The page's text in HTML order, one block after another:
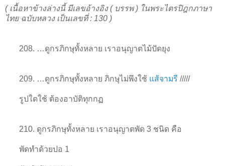
( เนื้อหาข้างล่างนี้ มีเลขอ้างอิง ( บรรพ ) ในพระไตรปิฎกภาษา
ไทย ฉบับหลวง เป็นเลขที่ : 130 )
208. …ดูกรภิกษุทั้งหลาย เราอนุญาตไม้ปัดยุง
209. …ดูกรภิกษุทั้งหลาย ภิกษุไม่พึงใช้ แส้จามรี /////
รูปใดใช้ ต้องอาบัติทุกกฏ
210. ดูกรภิกษุทั้งหลาย เราอนุญาตพัด 3 ชนิด คือ
พัดทำด้วยปอ 1